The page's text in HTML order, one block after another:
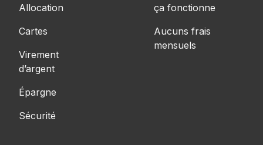
Allocation
Cartes
Virement
d’argent
Épargne
Sécurité
ça fonctionne
Aucuns frais
mensuels